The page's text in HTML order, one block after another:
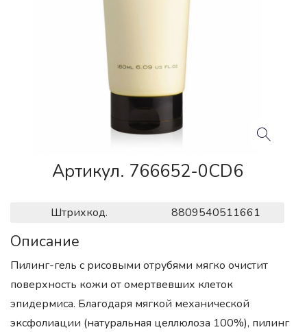
Артикул. 766652-0CD6
Штрихкод. 8809540511661
Описание
Пилинг-гель с рисовыми отрубями мягко очистит
поверхность кожи от омертвевших клеток
эпидермиса. Благодаря мягкой механической
эксфолиации (натуральная целлюлоза 100%), пилинг